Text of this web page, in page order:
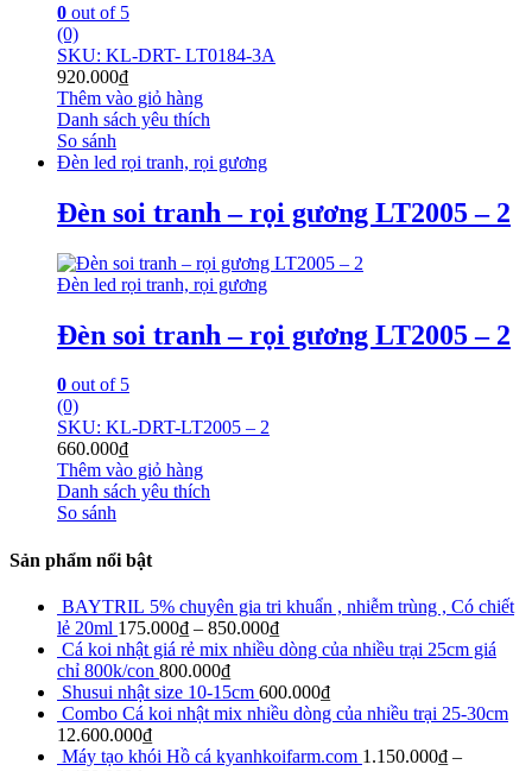
0 out of 5
(0)
SKU: KL-DRT- LT0184-3A
920.000₫
Thêm vào giỏ hàng
Danh sách yêu thích
So sánh
Đèn led rọi tranh, rọi gương
Đèn soi tranh – rọi gương LT2005 – 2
Đèn led rọi tranh, rọi gương
Đèn soi tranh – rọi gương LT2005 – 2
0 out of 5
(0)
SKU: KL-DRT-LT2005 – 2
660.000₫
Thêm vào giỏ hàng
Danh sách yêu thích
So sánh
Sản phẩm nổi bật
BAYTRIL 5% chuyên gia tri khuẩn , nhiễm trùng , Có chiết
lẻ 20ml 175.000₫ – 850.000₫
Cá koi nhật giá rẻ mix nhiều dòng của nhiều trại 25cm giá
chỉ 800k/con 800.000₫
Shusui nhật size 10-15cm 600.000₫
Combo Cá koi nhật mix nhiều dòng của nhiều trại 25-30cm
12.600.000₫
Máy tạo khói Hồ cá kyanhkoifarm.com 1.150.000₫ –